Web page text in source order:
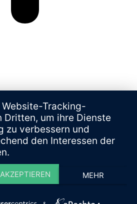
Tracking-
Dritten, um ihre Dienste
zu verbessern und
den Interessen der
AKZEPTIEREN MEHR